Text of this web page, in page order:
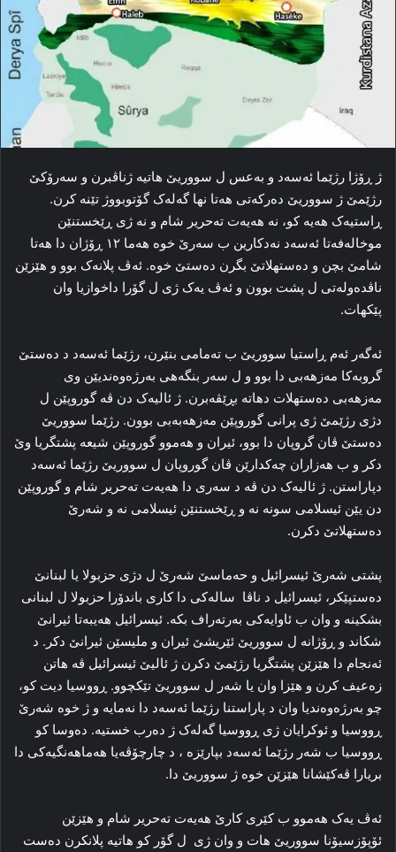
ژ ڕۆژا رژێما ئەسەد و بەعس ل سووریێ هاتیە ژناڤبرن و سه‌رۆکێ
رژێمێ ژ سووریێ ده‌رکه‌تی هه‌تا نها گه‌له‌ک گۆتوبووژ تێنە کرن.
ڕاستیه‌ک هه‌یه‌ کو، نه‌ هه‌یه‌ت ته‌حریر شام و نه‌ ژی ڕێخستنێن
موخاله‌فه‌تا ئەسەد نەدکارین ب سه‌رێ خوه‌ هه‌ما ۱۲ ڕۆژان دا هه‌تا
شامێ بچن و ده‌ستهلاتێ بگرن دەستێ خوە. ئه‌ڤ پلانه‌ک بوو و هێزێن
ناڤده‌وله‌تی ل پشت بوون و ئه‌ڤ یه‌ک ژی ل گۆرا داخوازیا وان
پێکهات.
ئه‌گه‌ر ئه‌م ڕاستیا سووریێ ب ته‌مامی بنێرن، رژێما ئەسەد د ده‌ستێ
گروبه‌کا مه‌زهه‌بی دا بوو و ل سه‌ر بنگه‌هی به‌رژه‌وه‌ندیێن وی
مەزهەبی ده‌ستهلات دهاتە بڕێڤه‌برن. ژ ئالیه‌ک دن ڤه‌ گوروپێن ل
دژی رژێمێ ژی پرانی گوروپێن مه‌زهه‌بەبی بوون. رژێما سووریێ
ده‌ستێ ڤان گروپان دا بوو، ئیران و هه‌موو گوروپێن شیعە پشتگریا وێ
دکر و ب هه‌زاران چه‌کدارێن ڤان گوروپان ل سووریێ رژێما ئەسەد
دپاراستن. ژ ئالیه‌ک دن ڤه‌ د سه‌ری دا هه‌یه‌ت ته‌حریر شام و گوروپێن
دن یێن ئیسلامی سونه‌ نه‌ و ڕێخستنێن ئیسلامی نه‌ و شه‌رێ
ده‌ستهلاتێ دکرن.
پشتی شه‌رێ ئیسرائیل و حه‌ماسێ شەرێ ل دژی حزبولا یا لبنانێ
ده‌ستپێکر، ئیسرائیل د ناڤا ساله‌کی دا کاری باندۆرا حزبولا ل لبنانی
بشکینه‌ و وان ب ئاوایه‌کی به‌رته‌راف بکه‌. ئیسرائیل هه‌یبه‌تا ئیرانێ
شکاند و ڕۆژانه‌ ل سووریێ ئێریشێ ئیران و ملیسێن ئیرانێ دکر. د
ئه‌نجام دا هێزێن پشتگریا رژێمێ دکرن ژ ئالیێ ئیسرائیل ڤه‌ هاتن
زه‌عیف کرن و هێزا وان یا شه‌ر ل سووریێ تێکچوو. ڕووسیا دیت کو،
چو به‌رژه‌وه‌ندیا وان د پاراستنا رژێما ئەسەد دا نه‌مایه‌ و ژ خوه‌ شه‌رێ
ڕووسیا و ئوکرایان ژی ڕووسیا گه‌له‌ک ژ ده‌رب خستیه‌. ده‌وسا کو
ڕووسیا ب شه‌ر رژێما ئەسەد بپارێزه‌ ، د چارچۆڤه‌یا هه‌ماهه‌نگیه‌کی دا
بریارا ڤه‌کێشانا هێزێن خوه‌ ژ سووریێ دا.
ئه‌ڤ یه‌ک هه‌موو ب کێری کارێ هه‌یه‌ت ته‌حریر شام و هێزێن
ئۆپۆزسیۆنا سووریێ هات و وان ژی ل گۆر کو هاتیە پلانکرن ده‌ست